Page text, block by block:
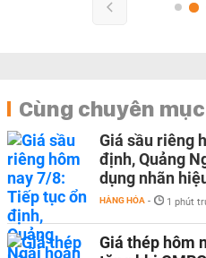
Cùng chuyên mục
Giá sầu riêng
định, Quảng
dụng nhãn
HÀNG HÓA - 1 phút
Giá thép hôm